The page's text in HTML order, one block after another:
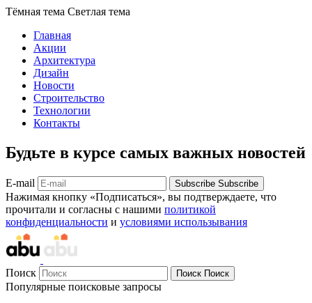
Тёмная тема Светлая тема
Главная
Акции
Архитектура
Дизайн
Новости
Строительство
Технологии
Контакты
Будьте в курсе самых важных новостей
E-mail Subscribe Subscribe
Нажимая кнопку «Подписаться», вы подтверждаете, что
прочитали и согласны с нашими политикой
конфиденциальности и условиями использывания
Поиск Поиск Поиск
Популярные поисковые запросы